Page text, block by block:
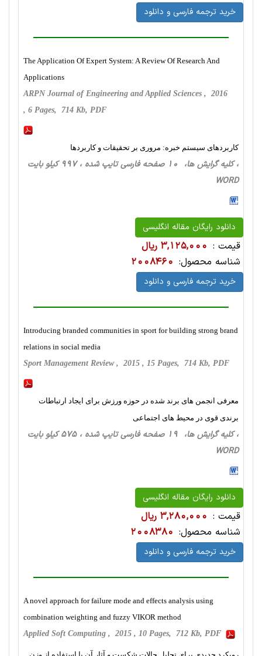
خرید ترجمه فارسی و دانلود
The Application Of Expert System: A Review Of Research And
Applications
ARPN Journal of Engineering and Applied Sciences , 2016
, 6 Pages, 714 Kb, PDF
کاربردهای سیستم خبره: مروری بر تحقیقات و کاربردها
، کلیه گرایش ها، 10 صفحه فارسی تایپ شده ، 997 کیلو بایت
WORD
دانلود رایگان مقاله انگلیسی
قیمت : 3,125,000 ریال
شناسه محصول: 2008460
خرید ترجمه فارسی و دانلود
Introducing branded communities in sport for building strong brand
relations in social media
Sport Management Review , 2015 , 15 Pages, 714 Kb, PDF
معرفی انجمن های برند شده در حوزه ورزش برای ایجاد ارتباطات
برندی قوی در محیط های اجتماعی
، کلیه گرایش ها، 19 صفحه فارسی تایپ شده ، 575 کیلو بایت
WORD
دانلود رایگان مقاله انگلیسی
قیمت : 3,280,000 ریال
شناسه محصول: 2008380
خرید ترجمه فارسی و دانلود
A novel approach for failure mode and effects analysis using
combination weighting and fuzzy VIKOR method
Applied Soft Computing , 2015 , 10 Pages, 712 Kb, PDF